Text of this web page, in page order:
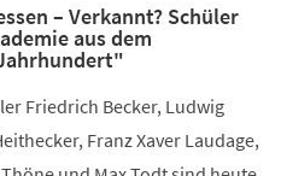
– Verkannt? Schüler
aus dem
Friedrich Becker, Ludwig
Franz Xaver Laudage,